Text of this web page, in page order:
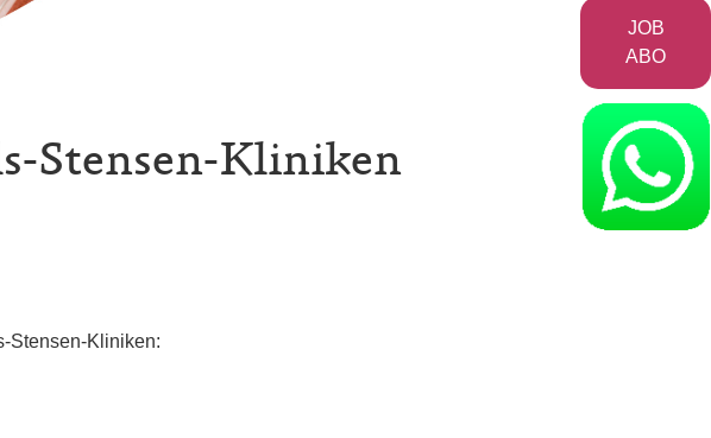
Stensen-Kliniken
Stensen-Kliniken:
JOB
ABO